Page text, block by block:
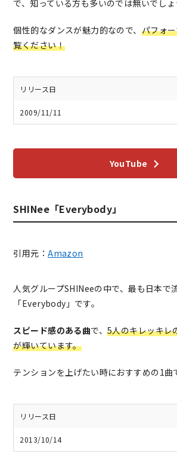
で、知っている方も多いのでは無いでしょ
個性的なダンスが魅力的なので、 パフォ
覧ください！
リリース日
2009/11/11
YouTube
SHINee「Everybody」
引用元：Amazon
人気グループSHINeeの中で、最も日本で
「Everybody」です。
スピード感のある曲で、5人のキレッキレ
が輝いています。
テンションを上げたい時におすすめの1曲
リリース日
2013/10/14